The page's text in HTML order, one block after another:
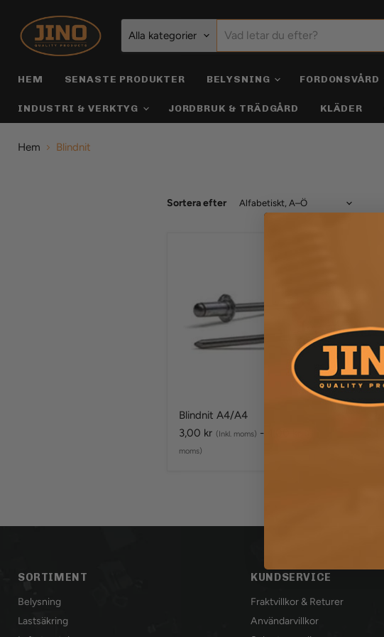
Alla kategorier
HEM SENASTE PRODUKTER BELYSNING FORDONSVÅRD
INDUSTRI & VERKTYG JORDBRUK & TRÄDGÅRD KLÄDER
Hem Blindnit
Sortera efter
Blindnit A4/A4
3,00 kr (Inkl. moms) -
moms)
SORTIMENT
Belysning
Lastsäkring
KUNDSERVICE
Fraktvillkor & Returer
Användarvillkor